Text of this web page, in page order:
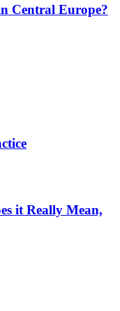
Central Europe?
it Really Mean,